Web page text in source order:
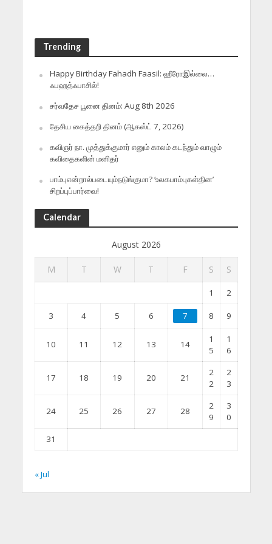
Trending
Happy Birthday Fahadh Faasil: ஹீரோஇல்லை…
ஃபஹத்ஃபாசில்!
சர்வதேச பூனை தினம்: Aug 8th 2026
தேசிய கைத்தறி தினம் (ஆகஸ்ட் 7, 2026)
கவிஞர் நா. முத்துக்குமார் எனும் காலம் கடந்தும் வாழும்
கவிதைகளின் மனிதர்
பாம்புஎன்றால்படையும்நடுங்குமா? ‘உலகபாம்புகள்தின’
சிறப்புப்பார்வை!
Calendar
August 2026
M T W T F S S
1 2
3 4 5 6 7 8 9
10 11 12 13 14
1
5
1
6
17 18 19 20 21
2
2
2
3
24 25 26 27 28
2
9
3
0
31
« Jul